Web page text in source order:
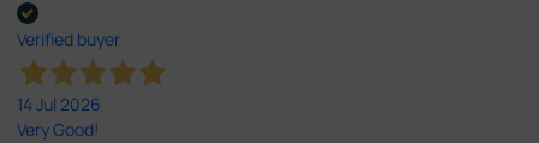
Verified buyer
14 Jul 2026
Very Good!